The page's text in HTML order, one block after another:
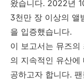
왔습니다. 2022년
3천만 장 이상의 앨
을 입증했습니다.
이 보고서는 뮤즈의
의 지속적인 유산에
공하고자 합니다.